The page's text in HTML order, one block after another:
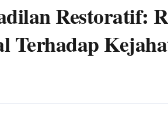
Restoratif:
Terhadap